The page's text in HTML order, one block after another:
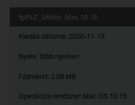
tpPLC_Utility_Mac 10.15
Kiadás dátuma: 2020-11-19
Nyelv: Több nyelven
Fájlméret: 2.08 MB
Operációs rendszer: Mac OS 10.15